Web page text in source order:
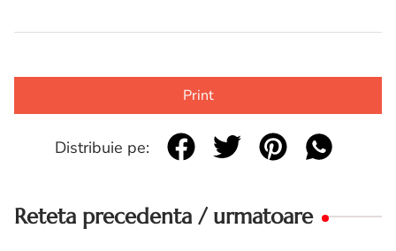
Print
Distribuie pe:
Reteta precedenta / urmatoare